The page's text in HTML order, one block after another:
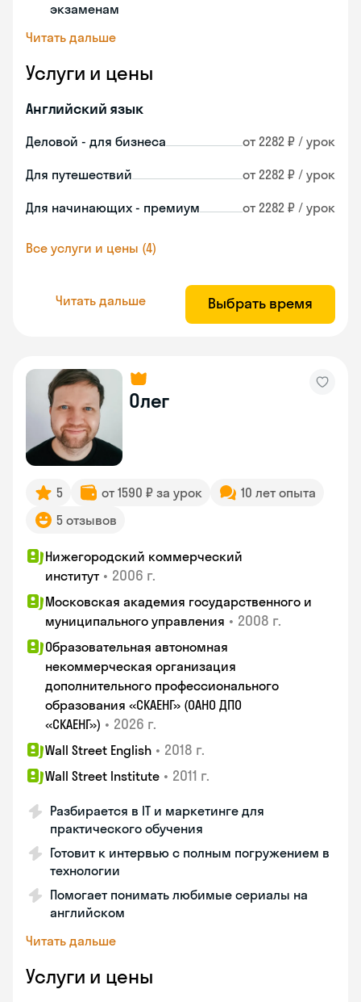
экзаменам
Читать дальше
Услуги и цены
Английский язык
Деловой - для бизнеса от 2282 ₽ / урок
Для путешествий от 2282 ₽ / урок
Для начинающих - премиум от 2282 ₽ / урок
Все услуги и цены (4)
Читать дальше Выбрать время
Олег
5 от 1590 ₽ за урок
10 лет опыта
5 отзывов
Нижегородский коммерческий
институт • 2006 г.
Московская академия государственного и
муниципального управления • 2008 г.
Образовательная автономная
некоммерческая организация
дополнительного профессионального
образования «СКАЕНГ» (ОАНО ДПО
«СКАЕНГ») • 2026 г.
Wall Street English • 2018 г.
Wall Street Institute • 2011 г.
Разбирается в IT и маркетинге для
практического обучения
Готовит к интервью с полным погружением в
технологии
Помогает понимать любимые сериалы на
английском
Читать дальше
Услуги и цены